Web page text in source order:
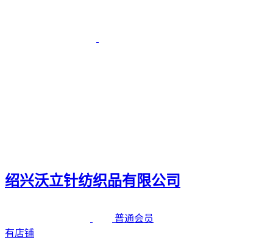
绍兴沃立针纺织品有限公司
普通会员
有店铺